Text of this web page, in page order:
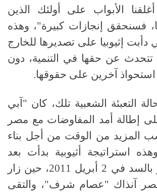
الأبواب على أولئك الذين
فسنحقق إنجازات كبيرة"، وهذه
دأبت إثيوبيا على تصديرها للخارج
تتحدث عن حقها في التنمية، دون
استحواذ آخرين على حقوقها.
التعبئة الشعبية تلك، كان "آبي
إطالة أمد المفاوضات مع مصر
المزيد من الوقت من أجل بناء
استراتيجة أثيوبية بدأت بعد
وضع أول حجر بالسد في 2 أبريل 2011، حين زار
آنذاك "عصام شرف"، والتقى